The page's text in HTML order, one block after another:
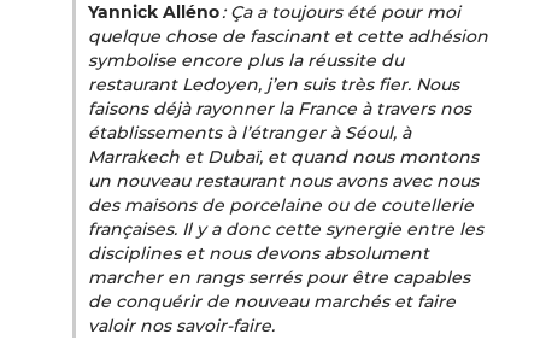
Yannick Alléno: Ça a toujours été pour moi
quelque chose de fascinant et cette adhésion
symbolise encore plus la réussite du
restaurant Ledoyen, j’en suis très fier. Nous
faisons déjà rayonner la France à travers nos
établissements à l’étranger à Séoul, à
Marrakech et Dubaï, et quand nous montons
un nouveau restaurant nous avons avec nous
des maisons de porcelaine ou de coutellerie
françaises. Il y a donc cette synergie entre les
disciplines et nous devons absolument
marcher en rangs serrés pour être capables
de conquérir de nouveau marchés et faire
valoir nos savoir-faire.